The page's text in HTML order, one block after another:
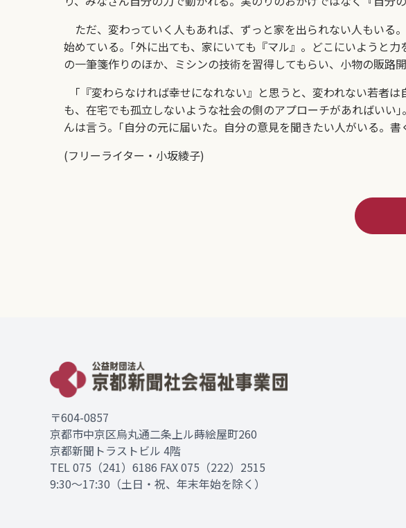
ただ、変わっていく人もあれば、ずっと家を出られない人もいる
始めている。｢外に出ても、家にいても『マル』。どこにいようと
の一筆箋作りのほか、ミシンの技術を習得してもらい、小物の販路開
｢『変わらなければ幸せになれない』と思うと、変われない若者
も、在宅でも孤立しないような社会の側のアプローチがあればいい
んは言う。｢自分の元に届いた。自分の意見を聞きたい人がいる。
(フリーライター・小坂綾子)
〒604-0857
京都市中京区烏丸通二条上ル蒔絵屋町260
京都新聞トラストビル 4階
TEL075（241）6186 FAX 075（222）2515
9:30～17:30（土日・祝、年末年始を除く）